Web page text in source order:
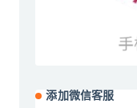
添加微信客服